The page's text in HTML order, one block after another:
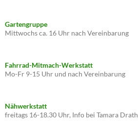
Gartengruppe
Mittwochs ca. 16 Uhr nach Vereinbarung
Fahrrad-Mitmach-Werkstatt
Mo-Fr 9-15 Uhr und nach Vereinbarung
Nähwerkstatt
freitags 16-18.30 Uhr, Info bei Tamara Drath